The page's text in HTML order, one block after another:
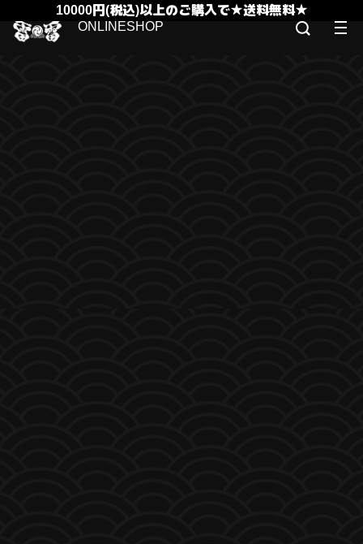
10000円(税込)以上のご購入で★送料無料★
ONLINESHOP